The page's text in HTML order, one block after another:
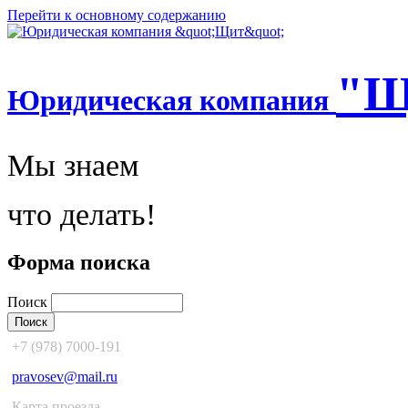
Перейти к основному содержанию
Юридическая компания
Мы знаем
что делать!
Форма поиска
Поиск
+7 (978) 7000-191
pravosev@mail.ru